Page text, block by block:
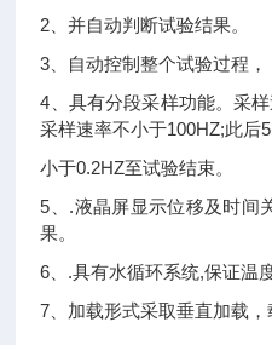
2、并自动判断试验结果。
3、自动控制整个试验过程，
4、具有分段采样功能。采
采样速率不小于100HZ;此后
小于0.2HZ至试验结束。
5、.液晶屏显示位移及时间
果。
6、.具有水循环系统,保证温
7、加载形式采取垂直加载，